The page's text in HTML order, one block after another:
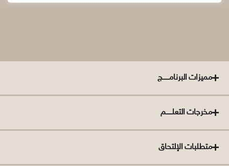
مميزات البرنامــــــج
مخرجات التعلــــــم
متطلبات الإلتحاق